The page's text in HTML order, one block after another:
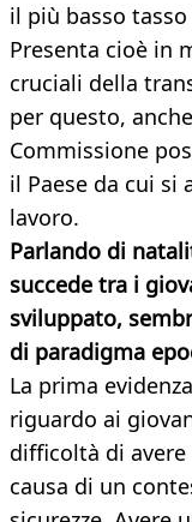
il più basso
Presenta cioè in
cruciali della
per questo,
Commissione
il Paese da cui si
lavoro.
Parlando di
succede tra i
sviluppato,
di paradigma
La prima
riguardo ai
difficoltà di
causa di un